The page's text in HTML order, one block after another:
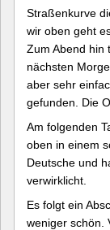
Straßenkurve
wir oben geht
Zum Abend hin
nächsten
aber sehr
gefunden. Die
Am folgenden
oben in einem
Deutsche und
verwirklicht.
Es folgt ein
weniger schön.